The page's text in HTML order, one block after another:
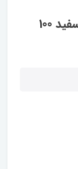
کاغذ A4 پشت چسب دار سفید 100